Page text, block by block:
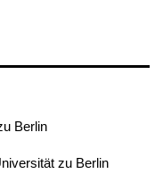
Berlin
zu Berlin